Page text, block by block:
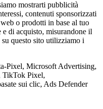
mostrarti pubblicità
contenuti sponsorizzati
o prodotti in base al tuo
di acquisto, misurandone il
questo sito utilizziamo i
Pixel, Microsoft Advertising,
TikTok Pixel,
sui clic, Ads Defender